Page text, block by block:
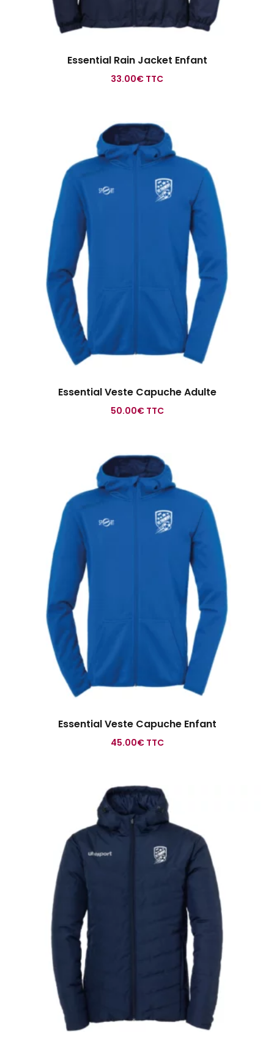
Essential Rain Jacket Enfant
33.00€ TTC
Essential Veste Capuche Adulte
50.00€ TTC
Essential Veste Capuche Enfant
45.00€ TTC